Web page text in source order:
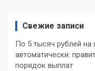
Свежие записи
По 5 тысяч рублей на
автоматически:
порядок выплат